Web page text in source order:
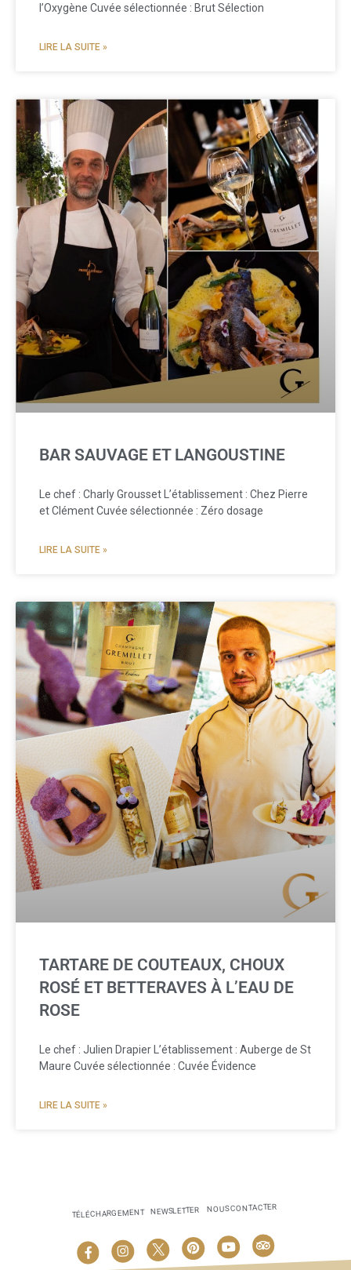
l’Oxygène Cuvée sélectionnée : Brut Sélection
LIRE LA SUITE »
BAR SAUVAGE ET LANGOUSTINE
Le chef : Charly Grousset L’établissement : Chez Pierre
et Clément Cuvée sélectionnée : Zéro dosage
LIRE LA SUITE »
TARTARE DE COUTEAUX, CHOUX
ROSÉ ET BETTERAVES À L’EAU DE
ROSE
Le chef : Julien Drapier L’établissement : Auberge de St
Maure Cuvée sélectionnée : Cuvée Évidence
LIRE LA SUITE »
TÉLÉCHARGEMENT NEWSLETTER NOUS CONTACTER